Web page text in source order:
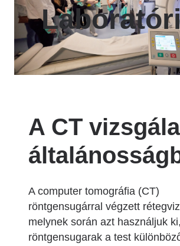
A CT
A computer tomográfia (CT)
röntgensugárral végzett
melynek során azt használjuk
röntgensugarak a test